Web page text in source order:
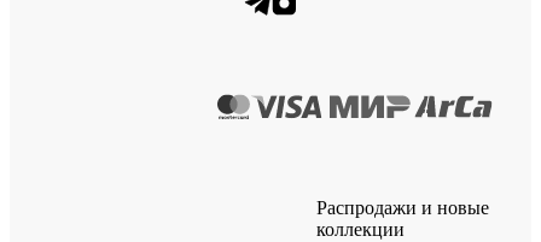
Распродажи и новые
коллекции